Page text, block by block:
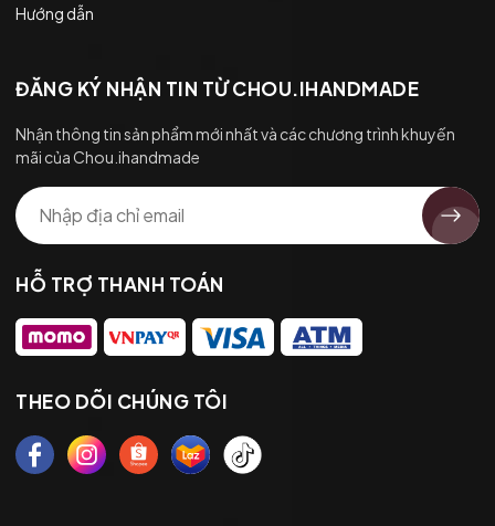
Hướng dẫn
ĐĂNG KÝ NHẬN TIN TỪ CHOU.IHANDMADE
Nhận thông tin sản phẩm mới nhất và các chương trình khuyến
mãi của Chou.ihandmade
HỖ TRỢ THANH TOÁN
THEO DÕI CHÚNG TÔI